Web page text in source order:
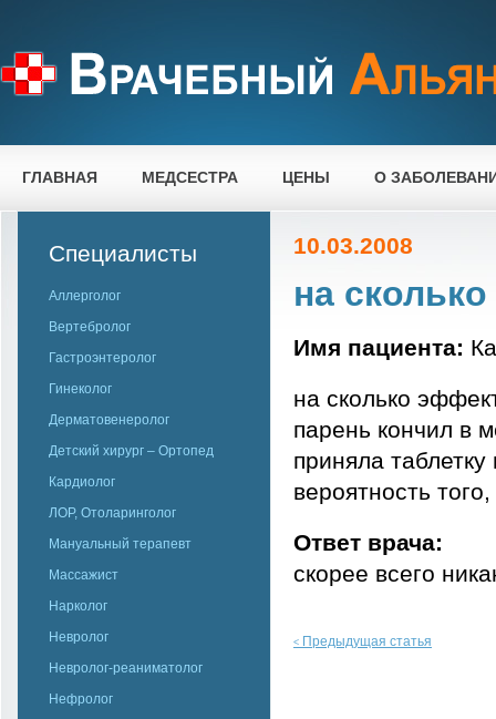
ГЛАВНАЯ МЕДСЕСТРА ЦЕНЫ О
Специалисты
Аллерголог
Вертебролог
Гастроэнтеролог
Гинеколог
Дерматовенеролог
Детский хирург – Ортопед
Кардиолог
ЛОР, Отоларинголог
Мануальный терапевт
Массажист
Нарколог
Невролог
Невролог-реаниматолог
Нефролог
10.03.2008
на
Имя пациента:
на сколько
парень кончил в
приняла
вероятность
Ответ врача:
скорее всего
< Предыдущая статья